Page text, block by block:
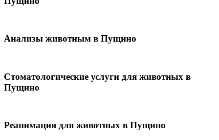
Анализы животным в Пущино
Стоматологические услуги для животных в
Пущино
Реанимация для животных в Пущино